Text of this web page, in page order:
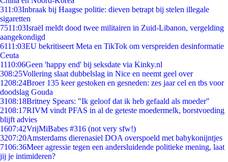
311:03Inbraak bij Haagse politie: dieven betrapt bij stelen illegale
sigaretten
7511:03Israël meldt dood twee militairen in Zuid-Libanon, vergelding
aangekondigd
6111:03EU bekritiseert Meta en TikTok om verspreiden desinformatie
Ceuta
1110:06Geen 'happy end' bij seksdate via Kinky.nl
308:25Vollering slaat dubbelslag in Nice en neemt geel over
1208:24Broer 135 keer gestoken en gesneden: zes jaar cel en tbs voor
doodslag Gouda
3108:18Britney Spears: "Ik geloof dat ik heb gefaald als moeder"
2108:17RIVM vindt PFAS in al de geteste moedermelk, borstvoeding
blijft advies
1607:42VrijMiBabes #316 (not very sfw!)
3207:20Amsterdams dierenasiel DOA overspoeld met babykonijntjes
7106:36Meer agressie tegen een andersluidende politieke mening, laat
jij je intimideren?